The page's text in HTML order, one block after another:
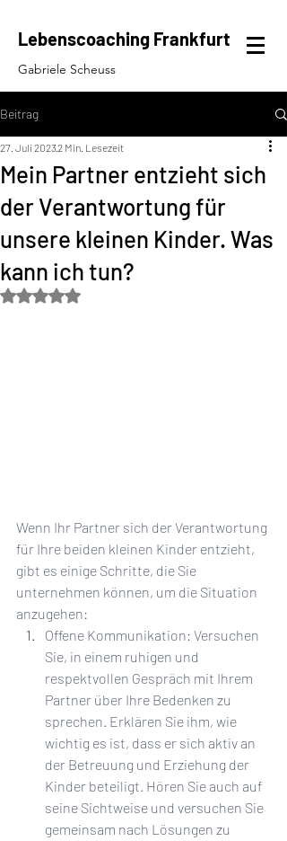
Lebenscoaching Frankfurt
Gabriele Scheuss
Beitrag
Mein Partner entzieht sich
der Verantwortung für
unsere kleinen Kinder. Was
kann ich tun?
27. Juli 20232 Min. Lesezeit
Mit NaN von 5 Sternen bewertet.
Wenn Ihr Partner sich der Verantwortung
für Ihre beiden kleinen Kinder entzieht,
gibt es einige Schritte, die Sie
unternehmen können, um die Situation
anzugehen:
Offene Kommunikation: Versuchen
Sie, in einem ruhigen und
respektvollen Gespräch mit Ihrem
Partner über Ihre Bedenken zu
sprechen. Erklären Sie ihm, wie
wichtig es ist, dass er sich aktiv an
der Betreuung und Erziehung der
Kinder beteiligt. Hören Sie auch auf
seine Sichtweise und versuchen Sie
gemeinsam nach Lösungen zu